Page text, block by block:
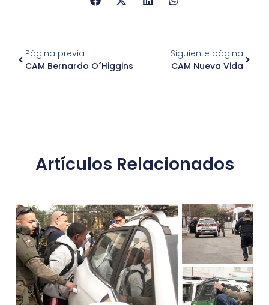
Página previa
CAM Bernardo O´Higgins
Siguiente página
CAM Nueva Vida
Artículos Relacionados